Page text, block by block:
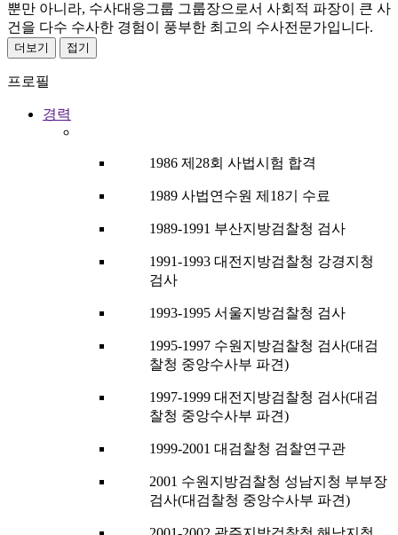
뿐만 아니라, 수사대응그룹 그룹장으로서 사회적 파장이 큰 사
건을 다수 수사한 경험이 풍부한 최고의 수사전문가입니다.
더보기 접기
프로필
경력
1986 제28회 사법시험 합격
1989 사법연수원 제18기 수료
1989-1991 부산지방검찰청 검사
1991-1993 대전지방검찰청 강경지청
검사
1993-1995 서울지방검찰청 검사
1995-1997 수원지방검찰청 검사(대검
찰청 중앙수사부 파견)
1997-1999 대전지방검찰청 검사(대검
찰청 중앙수사부 파견)
1999-2001 대검찰청 검찰연구관
2001 수원지방검찰청 성남지청 부부장
검사(대검찰청 중앙수사부 파견)